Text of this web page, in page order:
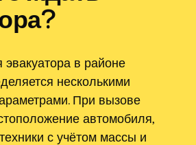
в районе
несколькими
При вызове
автомобиля,
с учётом массы и